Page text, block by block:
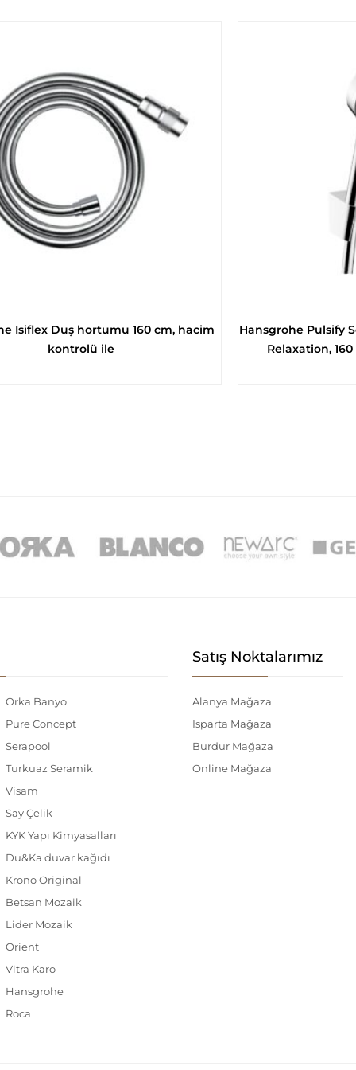
Isiflex Duş hortumu 160 cm, hacim
kontrolü ile
Hansgrohe Pulsify
Relaxation,
Orka Banyo
Pure Concept
Serapool
Turkuaz Seramik
Visam
Say Çelik
KYK Yapı Kimyasalları
Du&Ka duvar kağıdı
Krono Original
Betsan Mozaik
Lider Mozaik
Orient
Vitra Karo
Hansgrohe
Roca
Satış Noktalarımız
Alanya Mağaza
Isparta Mağaza
Burdur Mağaza
Online Mağaza